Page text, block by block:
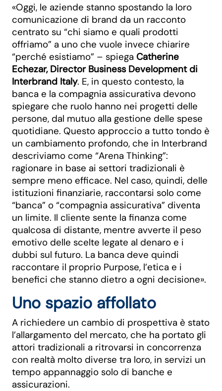
«Oggi, le aziende stanno spostando la loro
comunicazione di brand da un racconto
centrato su “chi siamo e quali prodotti
offriamo” a uno che vuole invece chiarire
“perché esistiamo” – spiega Catherine
Echezar, Director Business Development di
Interbrand Italy. E, in questo contesto, la
banca e la compagnia assicurativa devono
spiegare che ruolo hanno nei progetti delle
persone, dal mutuo alla gestione delle spese
quotidiane. Questo approccio a tutto tondo è
un cambiamento profondo, che in Interbrand
descriviamo come “Arena Thinking”:
ragionare in base ai settori tradizionali è
sempre meno efficace. Nel caso, quindi, delle
istituzioni finanziarie, raccontarsi solo come
“banca” o “compagnia assicurativa” diventa
un limite. Il cliente sente la finanza come
qualcosa di distante, mentre avverte il peso
emotivo delle scelte legate al denaro e i
dubbi sul futuro. La banca deve quindi
raccontare il proprio Purpose, l’etica e i
benefici che stanno dietro a ogni decisione».
Uno spazio affollato
A richiedere un cambio di prospettiva è stato
l’allargamento del mercato, che ha portato gli
attori tradizionali a ritrovarsi in concorrenza
con realtà molto diverse tra loro, in servizi un
tempo appannaggio solo di banche e
assicurazioni.